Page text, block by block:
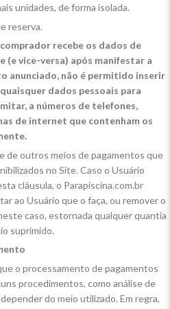
unidades, de forma isolada.
reserva.
recebe os dados de
(e vice-versa) após manifestar a
anunciado, não é permitido inserir
dados pessoais para
a números de telefones,
de internet que contenham os
de outros meios de pagamentos que
no Site. Caso o Usuário
cláusula, o Parapiscina.com.br
ao Usuário que o faça, ou remover o
caso, estornada qualquer quantia
suprimido.
o processamento de pagamentos
procedimentos, como análise de
do meio utilizado. Em regra,